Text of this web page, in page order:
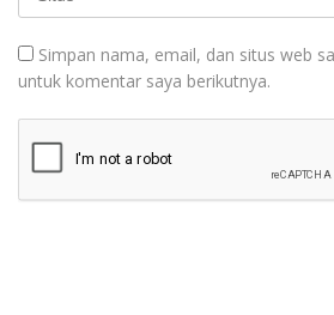
Simpan nama, email, dan situs web
untuk komentar saya berikutnya.